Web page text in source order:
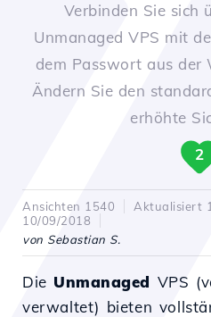
Verbinden Sie sich
Unmanaged VPS mit
dem Passwort aus der
Ändern Sie den
erhöhte
2
Ansichten 1540 Aktualisiert
10/09/2018
von Sebastian S.
Die Unmanaged VPS
verwaltet) bieten